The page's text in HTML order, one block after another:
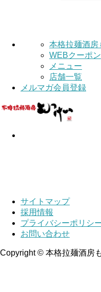
本格拉麺酒房
WEBクーポン
メニュー
店舗一覧
メルマガ会員登録
サイトマップ
採用情報
プライバシーポリシ
お問い合わせ
Copyright © 本格拉麺酒房